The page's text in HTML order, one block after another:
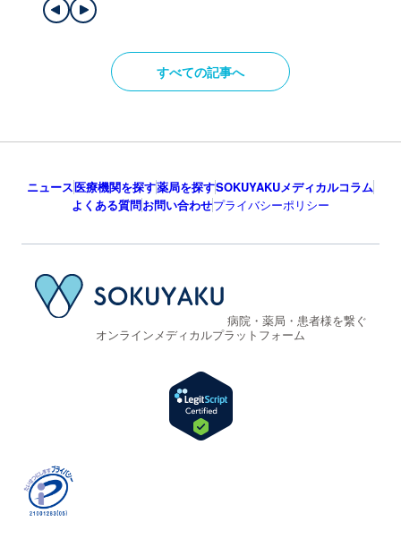
すべての記事へ
ニュース医療機関を探す薬局を探すSOKUYAKUメディカルコラム
よくある質問お問い合わせプライバシーポリシー
病院・薬局・患者様を繋ぐ
オンラインメディカルプラットフォーム